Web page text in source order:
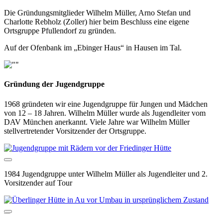
Die Gründungsmitglieder Wilhelm Müller, Arno Stefan und
Charlotte Rebholz (Zoller) hier beim Beschluss eine eigene
Ortsgruppe Pfullendorf zu gründen.
Auf der Ofenbank im „Ebinger Haus“ in Hausen im Tal.
Gründung der Jugendgruppe
1968 gründeten wir eine Jugendgruppe für Jungen und Mädchen
von 12 – 18 Jahren. Wilhelm Müller wurde als Jugendleiter vom
DAV München anerkannt. Viele Jahre war Wilhelm Müller
stellvertretender Vorsitzender der Ortsgruppe.
1984 Jugendgruppe unter Wilhelm Müller als Jugendleiter und 2.
Vorsitzender auf Tour